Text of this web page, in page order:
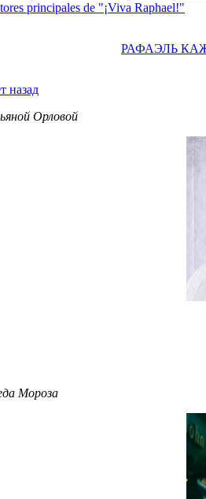
principales de "¡Viva Raphael!"
РАФАЭЛЬ
назад
Орловой
Мороза